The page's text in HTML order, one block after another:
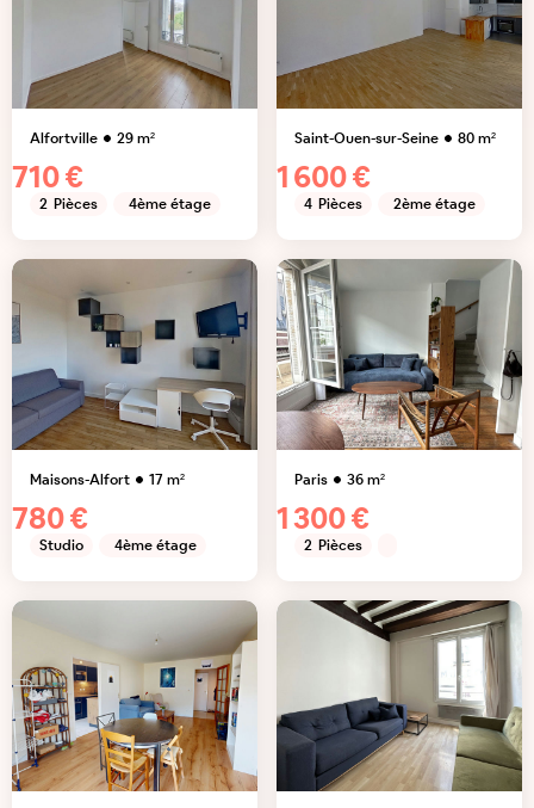
Alfortville 29m²
710 €
2 Pièces 4ème étage
Saint-Ouen-sur-Seine 80m²
1 600 €
4 Pièces 2ème étage
Maisons-Alfort 17m²
780 €
Studio 4ème étage
Paris 36m²
1 300 €
2 Pièces